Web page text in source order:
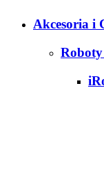
Akcesoria i